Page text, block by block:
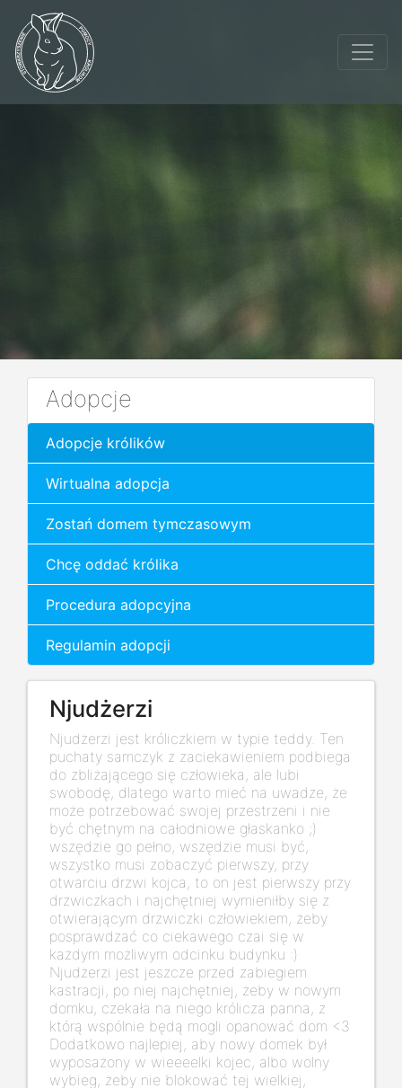
Adopcje
Adopcje królików
Wirtualna adopcja
Zostań domem tymczasowym
Chcę oddać królika
Procedura adopcyjna
Regulamin adopcji
Njudżerzi
Njudżerzi jest króliczkiem w typie teddy. Ten
puchaty samczyk z zaciekawieniem podbiega
do zbliżającego się człowieka, ale lubi
swobodę, dlatego warto mieć na uwadze, że
może potrzebować swojej przestrzeni i nie
być chętnym na całodniowe głaskanko ;)
wszędzie go pełno, wszędzie musi być,
wszystko musi zobaczyć pierwszy, przy
otwarciu drzwi kojca, to on jest pierwszy przy
drzwiczkach i najchętniej wymieniłby się z
otwierającym drzwiczki człowiekiem, żeby
posprawdzać co ciekawego czai się w
każdym możliwym odcinku budynku :)
Njudżerzi jest jeszcze przed zabiegiem
kastracji, po niej najchętniej, żeby w nowym
domku, czekała na niego królicza panna, z
którą wspólnie będą mogli opanować dom <3
Dodatkowo najlepiej, aby nowy domek był
wyposażony w wieeeelki kojec, albo wolny
wybieg, żeby nie blokować tej wielkiej,